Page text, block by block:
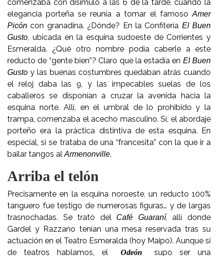
comenzaba con disimulo a las 6 de la tarde, cuando la
elegancia porteña se reunía a tomar el famosoAmer
Picóncon granadina. ¿Dónde? En la Confitería El Buen
Gusto, ubicada en la esquina sudoeste de Corrientes y
Esmeralda. ¿Qué otro nombre podía caberle a este
reducto de “gente bien”? Claro que la estadía en El Buen
Gusto y las buenas costumbres quedaban atrás cuando
el reloj daba las 9, y las impecables suelas de los
caballeros se disponían a cruzar la avenida hacia la
esquina norte. Allí, en el umbral de lo prohibido y la
trampa, comenzaba el acecho masculino. Sí, el abordaje
porteño era la práctica distintiva de esta esquina. En
especial, si se trataba de una “francesita” con la que ir a
bailar tangos alArmenonville.
Arriba el telón
Precisamente en la esquina noroeste, un reducto 100%
tanguero fue testigo de numerosas figuras… y de largas
trasnochadas. Se trató del
Café Guaraní, allí donde
Gardel y Razzano tenían una mesa reservada tras su
actuación en el Teatro Esmeralda (hoy Maipo). Aunque si
de teatros hablamos, el
Odeón
supo ser una